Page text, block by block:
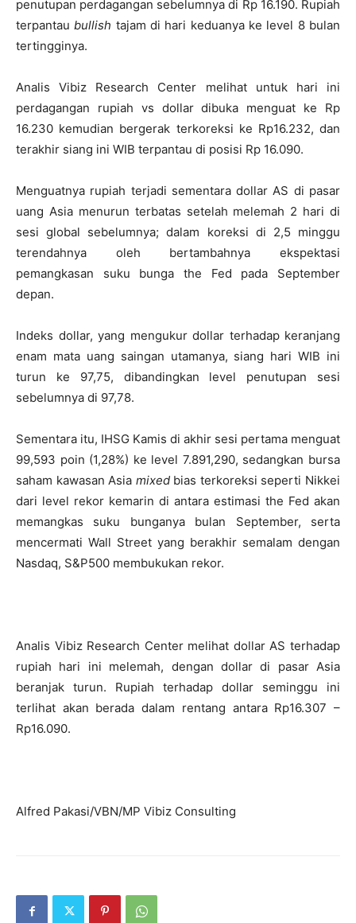
penutupan perdagangan sebelumnya di Rp 16.190. Rupiah
terpantaubullish tajam di hari keduanya ke level 8 bulan
tertingginya.
Analis Vibiz Research Center melihat untuk hari ini
perdagangan rupiah vs dollar dibuka menguat ke Rp
16.230 kemudian bergerak terkoreksi ke Rp16.232, dan
terakhir siang ini WIB terpantau di posisi Rp 16.090.
Menguatnya rupiah terjadi sementara dollar AS di pasar
uang Asia menurun terbatas setelah melemah 2 hari di
sesi global sebelumnya; dalam koreksi di 2,5 minggu
terendahnya oleh bertambahnya ekspektasi
pemangkasan suku bunga the Fed pada September
depan.
Indeks dollar, yang mengukur dollar terhadap keranjang
enam mata uang saingan utamanya, siang hari WIB ini
turun ke 97,75, dibandingkan level penutupan sesi
sebelumnya di 97,78.
Sementara itu, IHSG Kamis di akhir sesi pertama menguat
99,593 poin (1,28%) ke level 7.891,290, sedangkan bursa
saham kawasan Asia mixedbias terkoreksi seperti Nikkei
dari level rekor kemarin di antara estimasi the Fed akan
memangkas suku bunganya bulan September, serta
mencermati Wall Street yang berakhir semalam dengan
Nasdaq, S&P500 membukukan rekor.
Analis Vibiz Research Center melihat dollar AS terhadap
rupiah hari ini melemah, dengan dollar di pasar Asia
beranjak turun. Rupiah terhadap dollar seminggu ini
terlihat akan berada dalam rentang antara Rp16.307 –
Rp16.090.
Alfred Pakasi/VBN/MP Vibiz Consulting